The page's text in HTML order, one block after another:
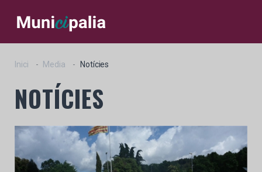
Inici Media Notícies
NOTÍCIES